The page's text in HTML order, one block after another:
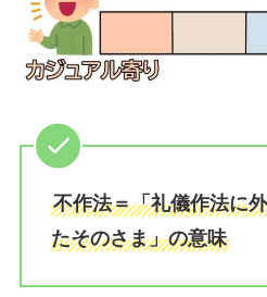
不作法＝「礼儀作法に
たそのさま」の意味